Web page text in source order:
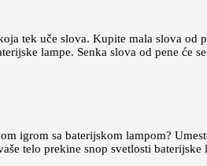
tek uče slova. Kupite mala slova od
lampe. Senka slova od pene će
igrom sa baterijskom lampom?
telo prekine snop svetlosti